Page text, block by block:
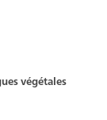
végétales